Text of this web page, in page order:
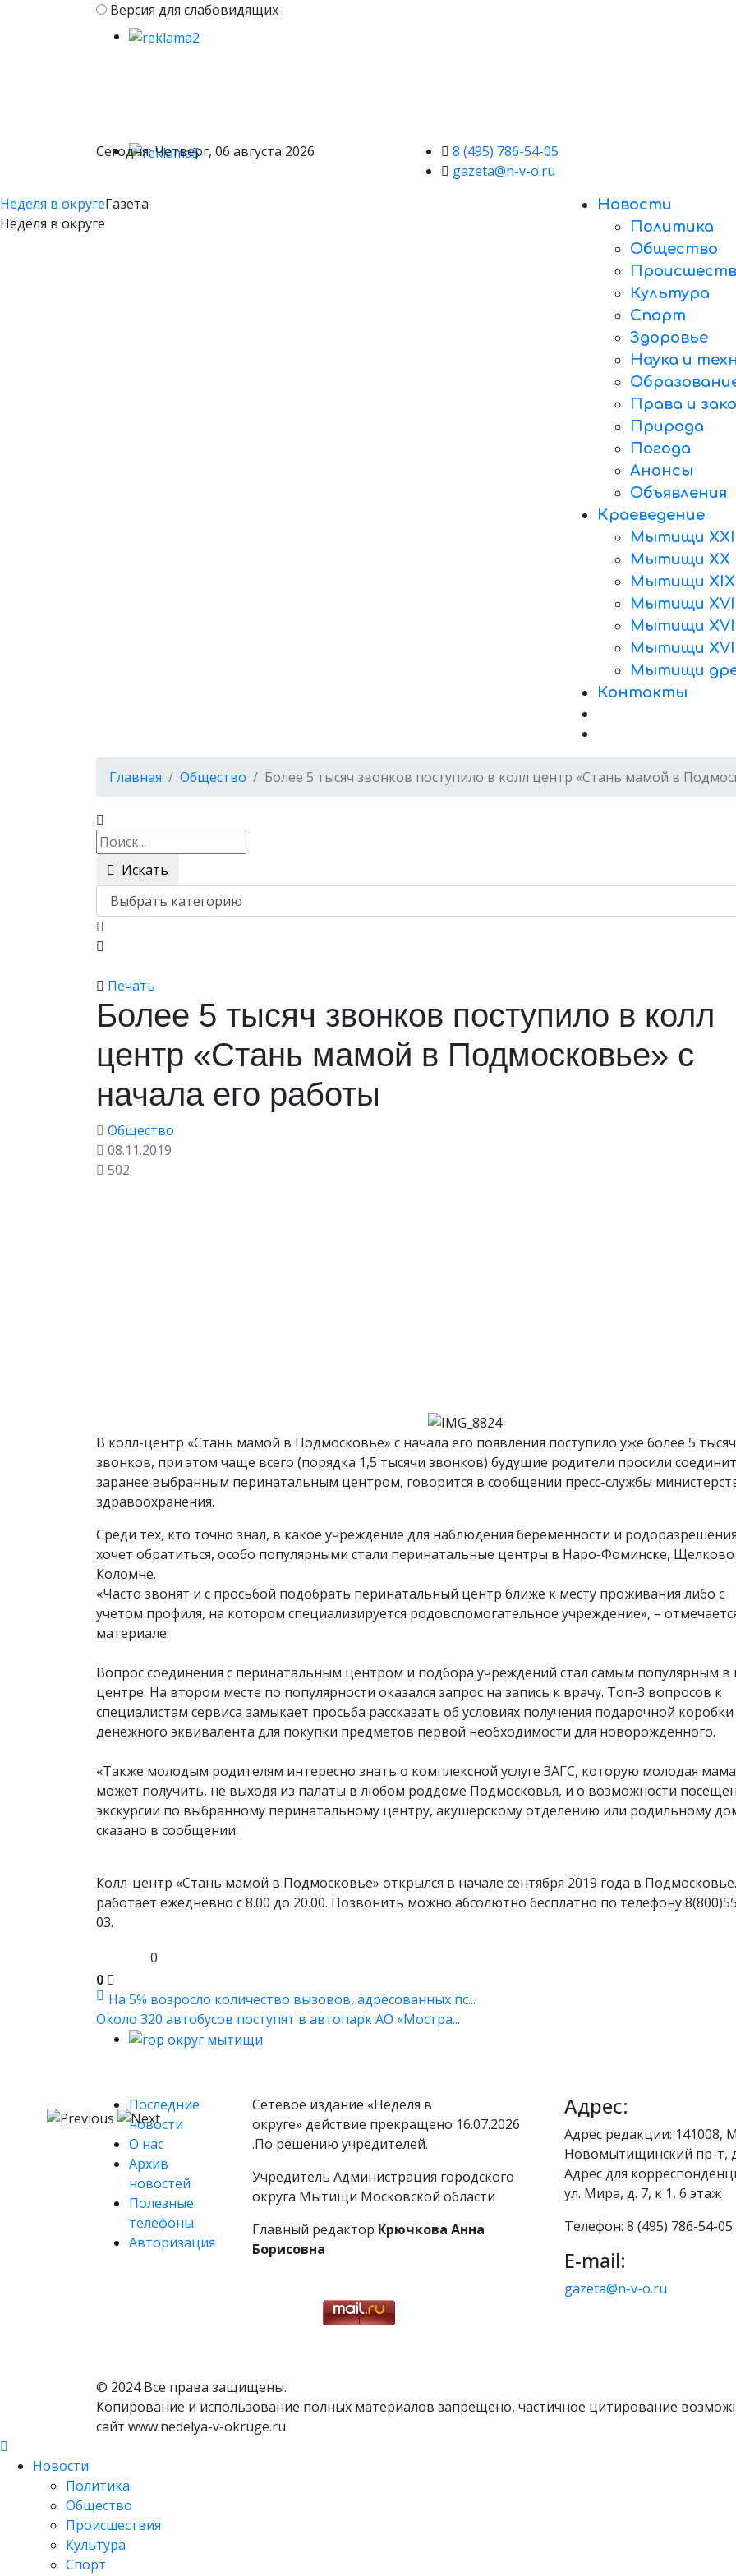
Версия для слабовидящих
Сегодня: Четверг, 06 августа 2026
8 (495) 786-54-05
gazeta@n-v-o.ru
Неделя в округеГазета
Неделя в округе
Новости
Политика
Общество
Культура
Спорт
Здоровье
Наука и
Права и
Природа
Погода
Анонсы
Объявления
Краеведение
Мытищи XXI
Мытищи XX
Мытищи XIX
Мытищи
Мытищи
Мытищи XVI
Мытищи
Контакты
Главная Общество Более 5 тысяч звонков поступило в колл центр «Стань мамой в
Искать
Печать
Более 5 тысяч звонков поступило в колл
центр «Стань мамой в Подмосковье» с
начала его работы
Общество
08.11.2019
502
В колл-центр «Стань мамой в Подмосковье» с начала его появления поступило уже более 5 тысяч
звонков, при этом чаще всего (порядка 1,5 тысячи звонков) будущие родители просили
заранее выбранным перинатальным центром, говорится в сообщении пресс-службы
здравоохранения.
Среди тех, кто точно знал, в какое учреждение для наблюдения беременности и родоразрешения
хочет обратиться, особо популярными стали перинатальные центры в Наро-Фоминске,
Коломне.
«Часто звонят и с просьбой подобрать перинатальный центр ближе к месту проживания либо с
учетом профиля, на котором специализируется родовспомогательное учреждение», –
материале.
Вопрос соединения с перинатальным центром и подбора учреждений стал самым популярным в
центре. На втором месте по популярности оказался запрос на запись к врачу. Топ-3 вопросов к
специалистам сервиса замыкает просьба рассказать об условиях получения подарочной
денежного эквивалента для покупки предметов первой необходимости для новорожденного.
«Также молодым родителям интересно знать о комплексной услуге ЗАГС, которую молодая мама
может получить, не выходя из палаты в любом роддоме Подмосковья, и о возможности
экскурсии по выбранному перинатальному центру, акушерскому отделению или родильному
сказано в сообщении.
Колл-центр «Стань мамой в Подмосковье» открылся в начале сентября 2019 года в
работает ежедневно с 8.00 до 20.00. Позвонить можно абсолютно бесплатно по телефону
03.
0
0
На 5% возросло количество вызовов, адресованных пс...
Около 320 автобусов поступят в автопарк АО «Мостра...
Последние
новости
О нас
Архив
новостей
Полезные
телефоны
Авторизация
Сетевое издание «Неделя в
округе» действие прекращено 16.07.2026
.По решению учредителей.
Учредитель Администрация городского
округа Мытищи Московской области
Главный редактор Крючкова Анна
Борисовна
Адрес:
Адрес редакции: 141008,
Новомытищинский пр-т,
Адрес для
ул. Мира, д. 7, к 1, 6 этаж
Телефон: 8 (495) 786-54-05
E-mail:
gazeta@n-v-o.ru
© 2024 Все права защищены.
Копирование и использование полных материалов запрещено, частичное цитирование
сайт www.nedelya-v-okruge.ru
Новости
Политика
Общество
Происшествия
Культура
Спорт